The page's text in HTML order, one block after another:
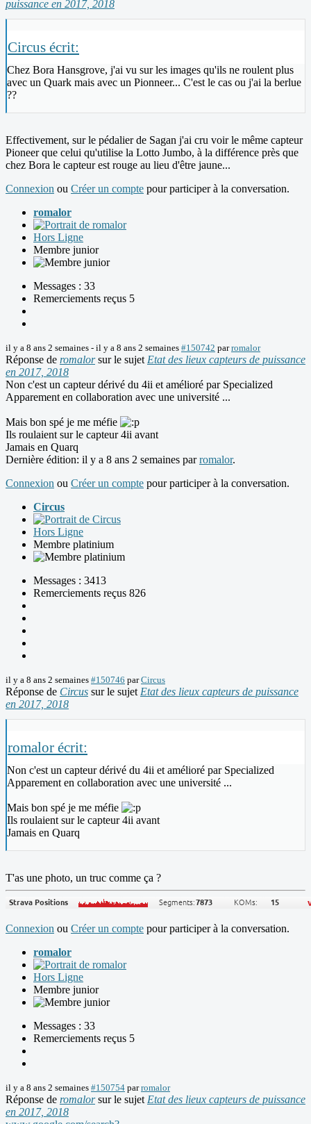
puissance en 2017, 2018
Circus écrit:
Chez Bora Hansgrove, j'ai vu sur les images qu'ils ne roulent plus
avec un Quark mais avec un Pionneer... C'est le cas ou j'ai la berlue
??
Effectivement, sur le pédalier de Sagan j'ai cru voir le même capteur
Pioneer que celui qu'utilise la Lotto Jumbo, à la différence près que
chez Bora le capteur est rouge au lieu d'être jaune...
Connexion ou Créer un compte pour participer à la conversation.
romalor
Hors Ligne
Membre junior
Messages : 33
Remerciements reçus 5
il y a 8 ans 2 semaines - il y a 8 ans 2 semaines #150742 parromalor
Réponse de romalorsur le sujet Etat des lieux capteurs de puissance
en 2017, 2018
Non c'est un capteur dérivé du 4ii et amélioré par Specialized
Apparement en collaboration avec une université ...
Mais bon spé je me méfie
Ils roulaient sur le capteur 4ii avant
Jamais en Quarq
Dernière édition: il y a 8 ans 2 semaines parromalor.
Connexion ou Créer un compte pour participer à la conversation.
Circus
Hors Ligne
Membre platinium
Messages : 3413
Remerciements reçus 826
il y a 8 ans 2 semaines #150746 parCircus
Réponse de Circus sur le sujet Etat des lieux capteurs de puissance
en 2017, 2018
romalor écrit:
Non c'est un capteur dérivé du 4ii et amélioré par Specialized
Apparement en collaboration avec une université ...
Mais bon spé je me méfie
Ils roulaient sur le capteur 4ii avant
Jamais en Quarq
T'as une photo, un truc comme ça ?
Connexion ou Créer un compte pour participer à la conversation.
romalor
Hors Ligne
Membre junior
Messages : 33
Remerciements reçus 5
il y a 8 ans 2 semaines #150754 parromalor
Réponse de romalorsur le sujet Etat des lieux capteurs de puissance
en 2017, 2018